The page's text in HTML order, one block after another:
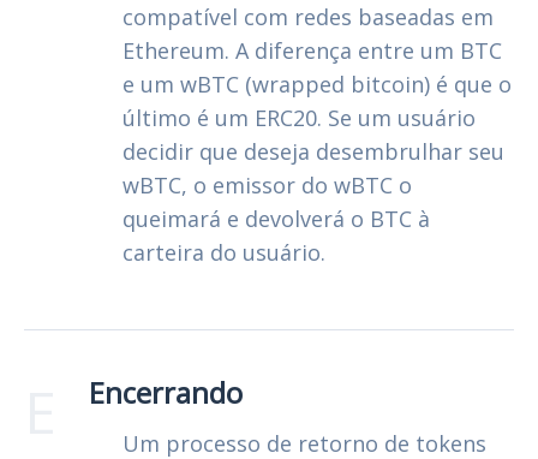
compatível com redes baseadas em
Ethereum. A diferença entre um BTC
e um wBTC (wrapped bitcoin) é que o
último é um ERC20. Se um usuário
decidir que deseja desembrulhar seu
wBTC, o emissor do wBTC o
queimará e devolverá o BTC à
carteira do usuário.
Encerrando
Um processo de retorno de tokens